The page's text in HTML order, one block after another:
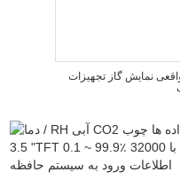
نمایش گاز تجهیزات